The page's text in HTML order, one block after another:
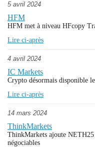
5 avril 2024
HFM
HFM met à niveau HFcopy
Lire ci-après
4 avril 2024
IC Markets
Crypto désormais disponible
Lire ci-après
14 mars 2024
ThinkMarkets
ThinkMarkets ajoute
négociables